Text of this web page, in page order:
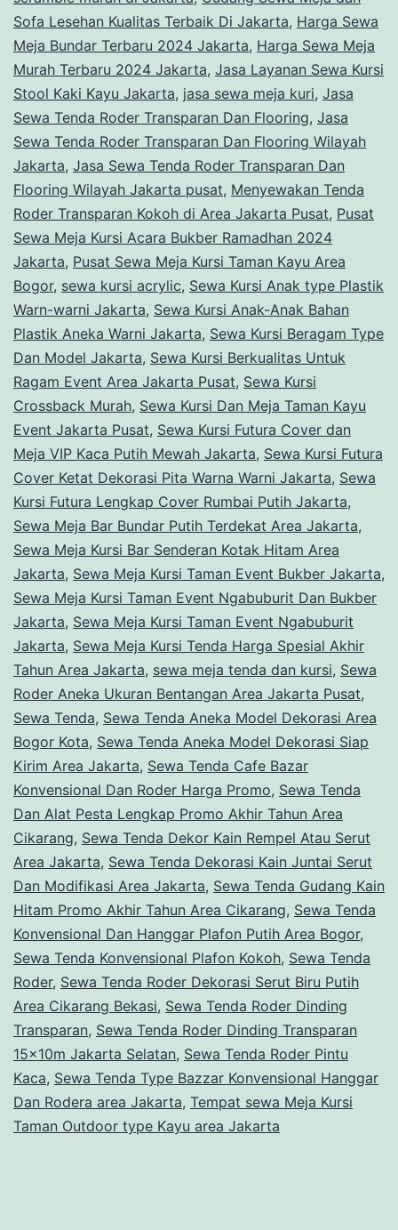
Sofa Lesehan Kualitas Terbaik Di Jakarta, Harga Sewa
Meja Bundar Terbaru 2024 Jakarta, Harga Sewa Meja
Murah Terbaru 2024 Jakarta, Jasa Layanan Sewa Kursi
Stool Kaki Kayu Jakarta, jasa sewa meja kuri, Jasa
Sewa Tenda Roder Transparan Dan Flooring, Jasa
Sewa Tenda Roder Transparan Dan Flooring Wilayah
Jakarta, Jasa Sewa Tenda Roder Transparan Dan
Flooring Wilayah Jakarta pusat, Menyewakan Tenda
Roder Transparan Kokoh di Area Jakarta Pusat, Pusat
Sewa Meja Kursi Acara Bukber Ramadhan 2024
Jakarta, Pusat Sewa Meja Kursi Taman Kayu Area
Bogor, sewa kursi acrylic, Sewa Kursi Anak type Plastik
Warn-warni Jakarta, Sewa Kursi Anak-Anak Bahan
Plastik Aneka Warni Jakarta, Sewa Kursi Beragam Type
Dan Model Jakarta, Sewa Kursi Berkualitas Untuk
Ragam Event Area Jakarta Pusat, Sewa Kursi
Crossback Murah, Sewa Kursi Dan Meja Taman Kayu
Event Jakarta Pusat, Sewa Kursi Futura Cover dan
Meja VIP Kaca Putih Mewah Jakarta, Sewa Kursi Futura
Cover Ketat Dekorasi Pita Warna Warni Jakarta, Sewa
Kursi Futura Lengkap Cover Rumbai Putih Jakarta,
Sewa Meja Bar Bundar Putih Terdekat Area Jakarta,
Sewa Meja Kursi Bar Senderan Kotak Hitam Area
Jakarta, Sewa Meja Kursi Taman Event Bukber Jakarta,
Sewa Meja Kursi Taman Event Ngabuburit Dan Bukber
Jakarta, Sewa Meja Kursi Taman Event Ngabuburit
Jakarta, Sewa Meja Kursi Tenda Harga Spesial Akhir
Tahun Area Jakarta, sewa meja tenda dan kursi, Sewa
Roder Aneka Ukuran Bentangan Area Jakarta Pusat,
Sewa Tenda, Sewa Tenda Aneka Model Dekorasi Area
Bogor Kota, Sewa Tenda Aneka Model Dekorasi Siap
Kirim Area Jakarta, Sewa Tenda Cafe Bazar
Konvensional Dan Roder Harga Promo, Sewa Tenda
Dan Alat Pesta Lengkap Promo Akhir Tahun Area
Cikarang, Sewa Tenda Dekor Kain Rempel Atau Serut
Area Jakarta, Sewa Tenda Dekorasi Kain Juntai Serut
Dan Modifikasi Area Jakarta, Sewa Tenda Gudang Kain
Hitam Promo Akhir Tahun Area Cikarang, Sewa Tenda
Konvensional Dan Hanggar Plafon Putih Area Bogor,
Sewa Tenda Konvensional Plafon Kokoh, Sewa Tenda
Roder, Sewa Tenda Roder Dekorasi Serut Biru Putih
Area Cikarang Bekasi, Sewa Tenda Roder Dinding
Transparan, Sewa Tenda Roder Dinding Transparan
15x10m Jakarta Selatan, Sewa Tenda Roder Pintu
Kaca, Sewa Tenda Type Bazzar Konvensional Hanggar
Dan Rodera area Jakarta, Tempat sewa Meja Kursi
Taman Outdoor type Kayu area Jakarta